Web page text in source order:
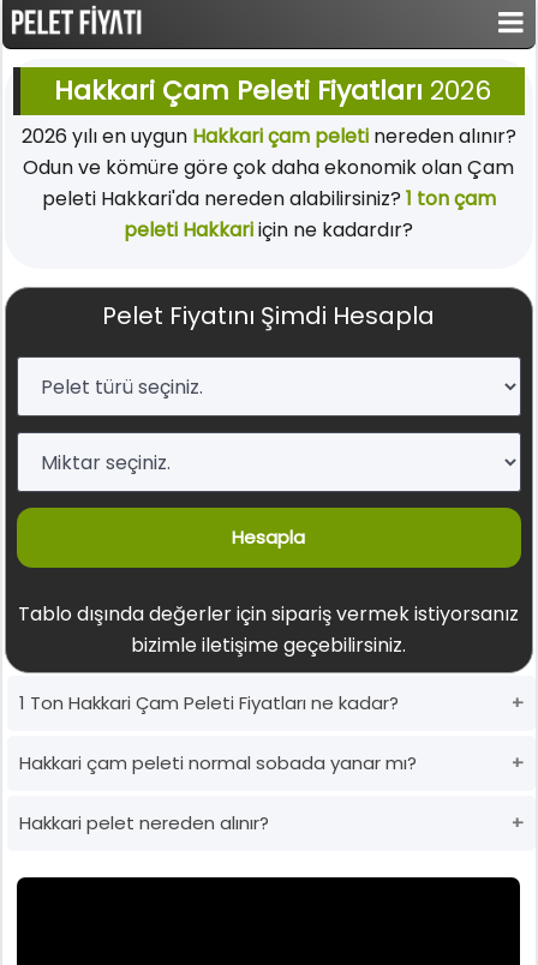
Hakkari Çam Peleti Fiyatları 2026
2026 yılı en uygun Hakkari çam peletinereden alınır?
Odun ve kömüre göre çok daha ekonomik olan Çam
peleti Hakkari'da nereden alabilirsiniz? 1 ton çam
peleti Hakkariiçin ne kadardır?
Pelet Fiyatını Şimdi Hesapla
Hesapla
Tablo dışında değerler için sipariş vermek istiyorsanız
bizimle iletişime geçebilirsiniz.
1 Ton Hakkari Çam Peleti Fiyatları ne kadar?
Hakkari çam peleti normal sobada yanar mı?
Hakkari pelet nereden alınır?